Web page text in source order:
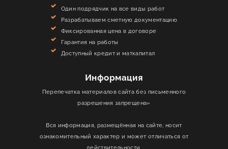
Один подрядчик на все виды работ
Разрабатываем сметную документацию
Фиксированная цена в договоре
Гарантия на работы
Доступный кредит и маткапитал
Информация
Перепечатка материалов сайта без письменного
разрешения запрещена»
Вся информация, размещённая на сайте, носит
ознакомительный характер и может отличаться от
действительности.